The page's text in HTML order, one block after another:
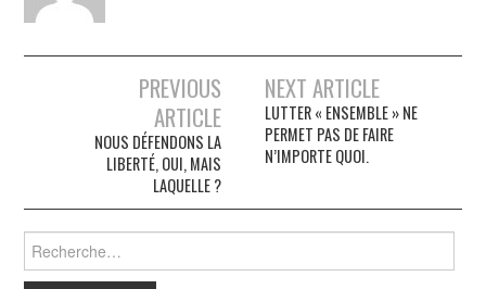
articles
PREVIOUS
ARTICLE
NOUS DÉFENDONS LA
LIBERTÉ, OUI, MAIS
LAQUELLE ?
NEXT ARTICLE
LUTTER « ENSEMBLE » NE
PERMET PAS DE FAIRE
N’IMPORTE QUOI.